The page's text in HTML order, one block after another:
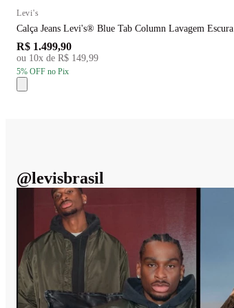
Levi's
Calça Jeans Levi's® Blue Tab Column Lavagem Escura
R$ 1.499,90
ou 10x de R$ 149,99
5% OFF no Pix
@levisbrasil